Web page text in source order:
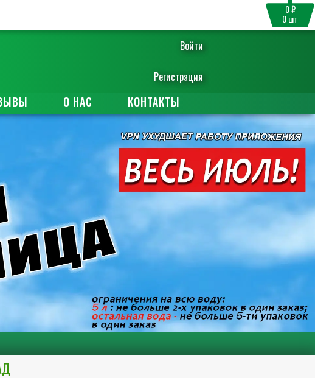
Войти
Регистрация
0 ₽
0шт
О НАС КОНТАКТЫ